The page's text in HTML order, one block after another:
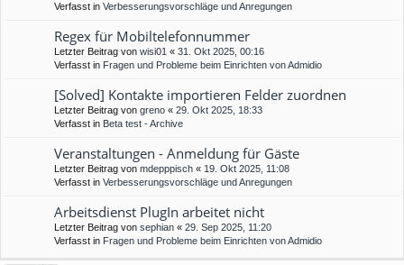
Verfasst in Verbesserungsvorschläge und Anregungen
Regex für Mobiltelefonnummer
Letzter Beitrag von wisi01 « 31. Okt 2025, 00:16
Verfasst in Fragen und Probleme beim Einrichten von Admidio
[Solved] Kontakte importieren Felder zuordnen
Letzter Beitrag von greno « 29. Okt 2025, 18:33
Verfasst in Beta test - Archive
Veranstaltungen - Anmeldung für Gäste
Letzter Beitrag von mdepppisch « 19. Okt 2025, 11:08
Verfasst in Verbesserungsvorschläge und Anregungen
Arbeitsdienst PlugIn arbeitet nicht
Letzter Beitrag von sephian « 29. Sep 2025, 11:20
Verfasst in Fragen und Probleme beim Einrichten von Admidio